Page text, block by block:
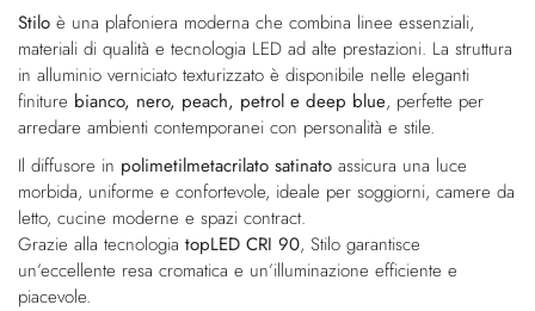
galleria
di
immagini
di
immagini
Stilo è una plafoniera moderna che combina linee essenziali,
materiali di qualità e tecnologia LED ad alte prestazioni. La struttura
in alluminio verniciato texturizzato è disponibile nelle eleganti
finiture bianco, nero, peach, petrol e deep blue, perfette per
arredare ambienti contemporanei con personalità e stile.
Il diffusore in polimetilmetacrilato satinato assicura una luce
morbida, uniforme e confortevole, ideale per soggiorni, camere da
letto, cucine moderne e spazi contract.
Grazie alla tecnologia topLED CRI 90, Stilo garantisce
un’eccellente resa cromatica e un’illuminazione efficiente e
piacevole.